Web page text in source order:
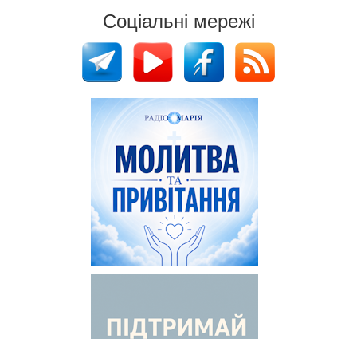
Соціальні мережі